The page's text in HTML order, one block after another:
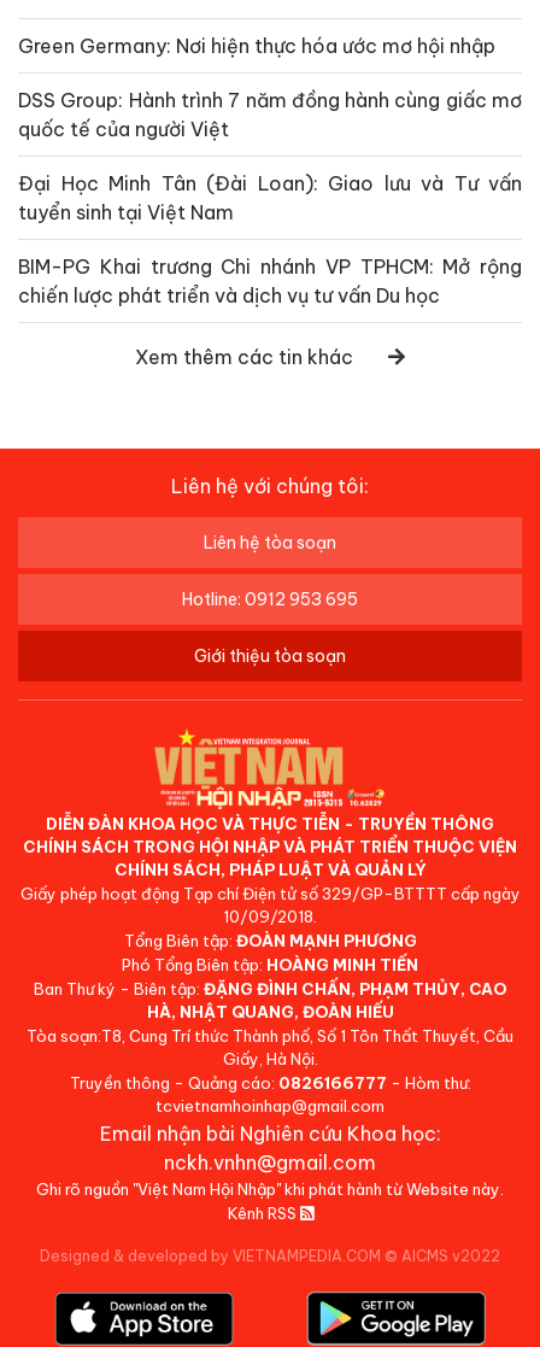
Green Germany: Nơi hiện thực hóa ước mơ hội nhập
DSS Group: Hành trình 7 năm đồng hành cùng giấc mơ
quốc tế của người Việt
Đại Học Minh Tân (Đài Loan): Giao lưu và Tư vấn
tuyển sinh tại Việt Nam
BIM-PG Khai trương Chi nhánh VP TPHCM: Mở rộng
chiến lược phát triển và dịch vụ tư vấn Du học
Xem thêm các tin khác
Liên hệ với chúng tôi:
Liên hệ tòa soạn
Hotline: 0912 953 695
Giới thiệu tòa soạn
DIỄN ĐÀN KHOA HỌC VÀ THỰC TIỄN - TRUYỀN THÔNG
CHÍNH SÁCH TRONG HỘI NHẬP VÀ PHÁT TRIỂN THUỘC VIỆN
CHÍNH SÁCH, PHÁP LUẬT VÀ QUẢN LÝ
Giấy phép hoạt động Tạp chí Điện tử số 329/GP-BTTTT cấp ngày
10/09/2018.
Tổng Biên tập: ĐOÀN MẠNH PHƯƠNG
Phó Tổng Biên tập: HOÀNG MINH TIẾN
Ban Thư ký - Biên tập: ĐẶNG ĐÌNH CHẤN, PHẠM THỦY, CAO
HÀ, NHẬT QUANG, ĐOÀN HIẾU
Tòa soạn:T8, Cung Trí thức Thành phố, Số 1 Tôn Thất Thuyết, Cầu
Giấy, Hà Nội.
Truyền thông - Quảng cáo: 0826166777 - Hòm thư:
tcvietnamhoinhap@gmail.com
Email nhận bài Nghiên cứu Khoa học:
nckh.vnhn@gmail.com
Ghi rõ nguồn "Việt Nam Hội Nhập" khi phát hành từ Website này.
Kênh RSS
Designed & developed by VIETNAMPEDIA.COM © AICMS v2022